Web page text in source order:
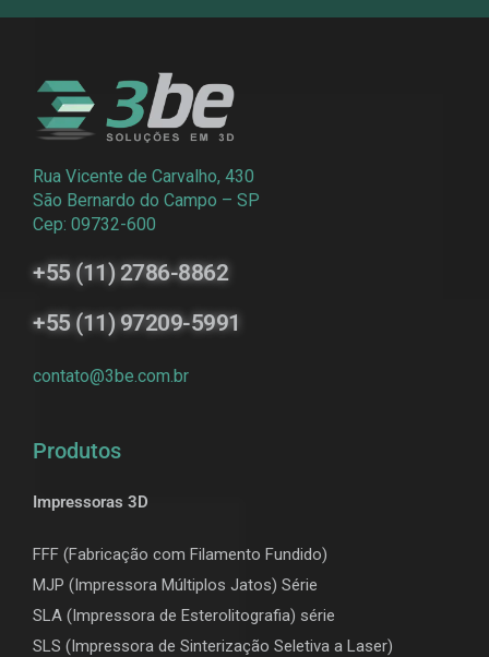
Rua Vicente de Carvalho, 430
São Bernardo do Campo – SP
Cep: 09732-600
+55 (11) 2786-8862
+55 (11) 97209-5991
contato@3be.com.br
Produtos
Impressoras 3D
FFF (Fabricação com Filamento Fundido)
MJP (Impressora Múltiplos Jatos) Série
SLA (Impressora de Esterolitografia) série
SLS (Impressora de Sinterização Seletiva a Laser)